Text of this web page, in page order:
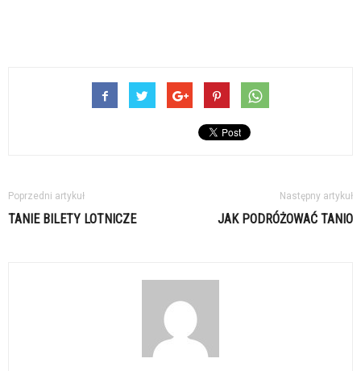
Poprzedni artykuł
TANIE BILETY LOTNICZE
Następny artykuł
JAK PODRÓŻOWAĆ TANIO